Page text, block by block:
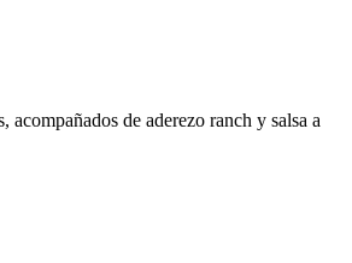
acompañados de aderezo ranch y salsa a